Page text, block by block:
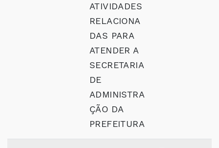
ATIVIDADES
RELACIONA
DAS PARA
ATENDER A
SECRETARIA
DE
ADMINISTRA
ÇÃO DA
PREFEITURA